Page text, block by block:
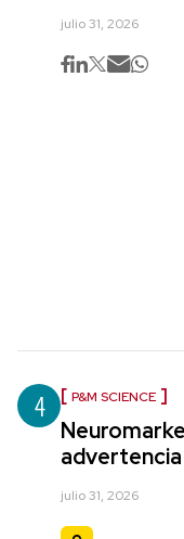
julio 31, 2026
4 P&M SCIENCE
julio 31, 2026